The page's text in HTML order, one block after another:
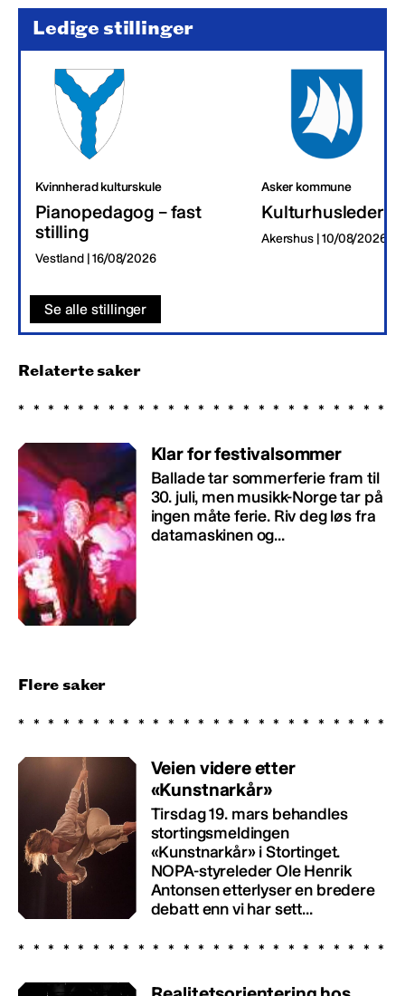
Ledige stillinger
Kvinnherad kulturskule
Pianopedagog – fast
stilling
Vestland | 16/08/2026
Asker kommune
Kulturhusleder
Akershus | 10/08/2026
Se alle stillinger
Relaterte saker
Klar for festivalsommer
Ballade tar sommerferie fram til
30. juli, men musikk-Norge tar på
ingen måte ferie. Riv deg løs fra
datamaskinen og...
Flere saker
Veien videre etter
«Kunstnarkår»
Tirsdag 19. mars behandles
stortingsmeldingen
«Kunstnarkår» i Stortinget.
NOPA-styreleder Ole Henrik
Antonsen etterlyser en bredere
debatt enn vi har sett...